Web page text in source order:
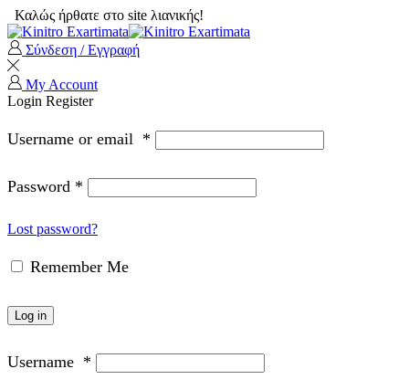
Καλώς ήρθατε στο site λιανικής!
Σύνδεση / Εγγραφή
My Account
Login Register
Username or email *
Password *
Lost password?
Remember Me
Log in
Username *